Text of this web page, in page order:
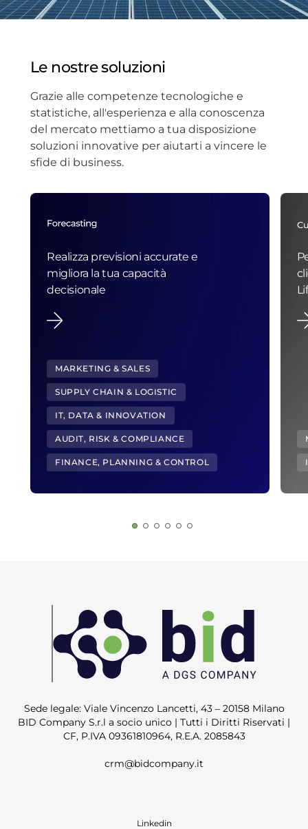
Le nostre soluzioni
Grazie alle competenze tecnologiche e
statistiche, all'esperienza e alla conoscenza
del mercato mettiamo a tua disposizione
soluzioni innovative per aiutarti a vincere le
sfide di business.
Realizza previsioni accurate e
migliora la tua capacità
decisionale
MARKETING & SALES
SUPPLY CHAIN & LOGISTIC
IT, DATA & INNOVATION
AUDIT, RISK & COMPLIANCE
FINANCE, PLANNING & CONTROL
Sede legale: Viale Vincenzo Lancetti, 43 – 20158 Milano
BID Company S.r.l a socio unico | Tutti i Diritti Riservati |
CF, P.IVA 09361810964, R.E.A. 2085843
crm@bidcompany.it
Linkedin